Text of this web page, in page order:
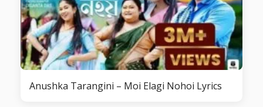
Anushka Tarangini – Moi Elagi Nohoi Lyrics